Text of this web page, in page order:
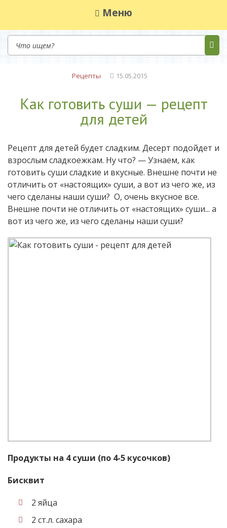
Меню
Рецепты 15.05.2015
Как готовить суши — рецепт
для детей
Рецепт для детей будет сладким. Десерт подойдет и
взрослым сладкоежкам. Ну что? — Узнаем, как
готовить суши сладкие и вкусные. Внешне почти не
отличить от «настоящих» суши, а вот из чего же, из
чего сделаны наши суши? О, очень вкусное все.
Внешне почти не отличить от «настоящих» суши... а
вот из чего же, из чего сделаны наши суши?
Продукты на 4 суши (по 4-5 кусочков)
Бисквит
2 яйца
2 ст.л. сахара